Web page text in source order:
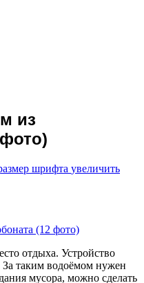
из
шрифта увеличить
отдыха. Устройство
За таким водоёмом нужен
мусора, можно сделать